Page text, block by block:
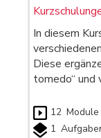
In diesem
Diese
tomedo“ und
12 Module
1